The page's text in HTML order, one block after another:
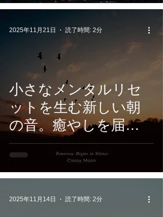
Garden of Silent
Stars』12月5日配信開
小さなメンタルリセ
ットを生む新しい朝
の音。癒やしを届け
るClassy Moon新作
『Tomorrow Begins in
Silence』明日は静寂
の中で始まる
2025年11月21日 読了時間: 2分
2025年11月14日 読了時間: 2分